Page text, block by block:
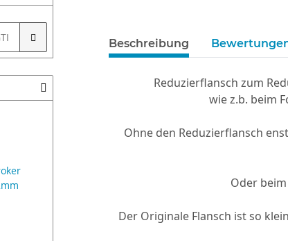
Beschreibung
Reduzierflansch zum
wie z.b. beim
Ohne den Reduzierflansch
Oder
Der Originale Flansch ist so